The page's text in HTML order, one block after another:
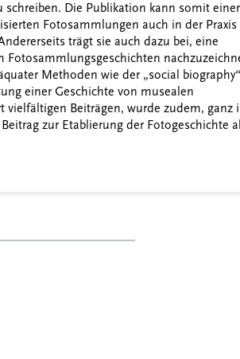
Die Publikation kann somit
Fotosammlungen auch in der
trägt sie auch dazu bei, eine
Methoden wie der „social biography“
einer Geschichte von musealen
vielfältigen Beiträgen, wurde zudem, ganz
zur Etablierung der Fotogeschichte